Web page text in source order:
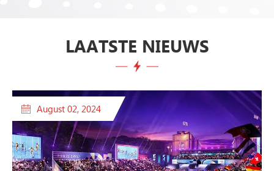
LAATSTE NIEUWS
August 02, 2024